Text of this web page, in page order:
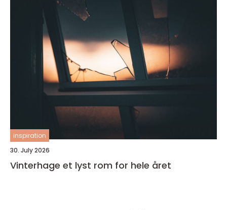
inspiration
30. July 2026
Vinterhage et lyst rom for hele året